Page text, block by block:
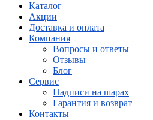
Каталог
Акции
Доставка и оплата
Компания
Вопросы и ответы
Отзывы
Блог
Сервис
Надписи на шарах
Гарантия и возврат
Контакты